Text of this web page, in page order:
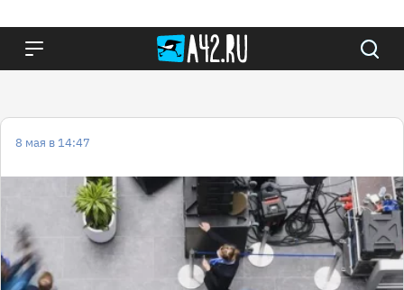
8 мая в 14:47